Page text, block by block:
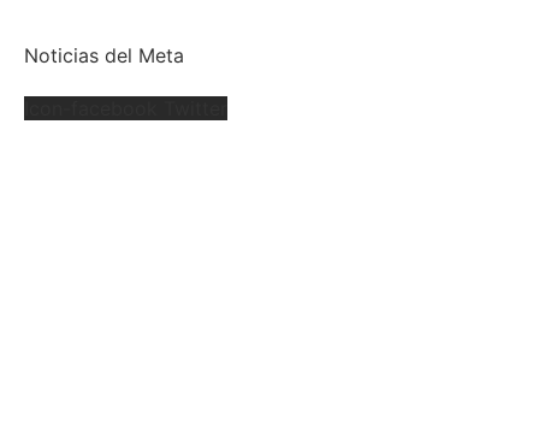
Noticias del Meta